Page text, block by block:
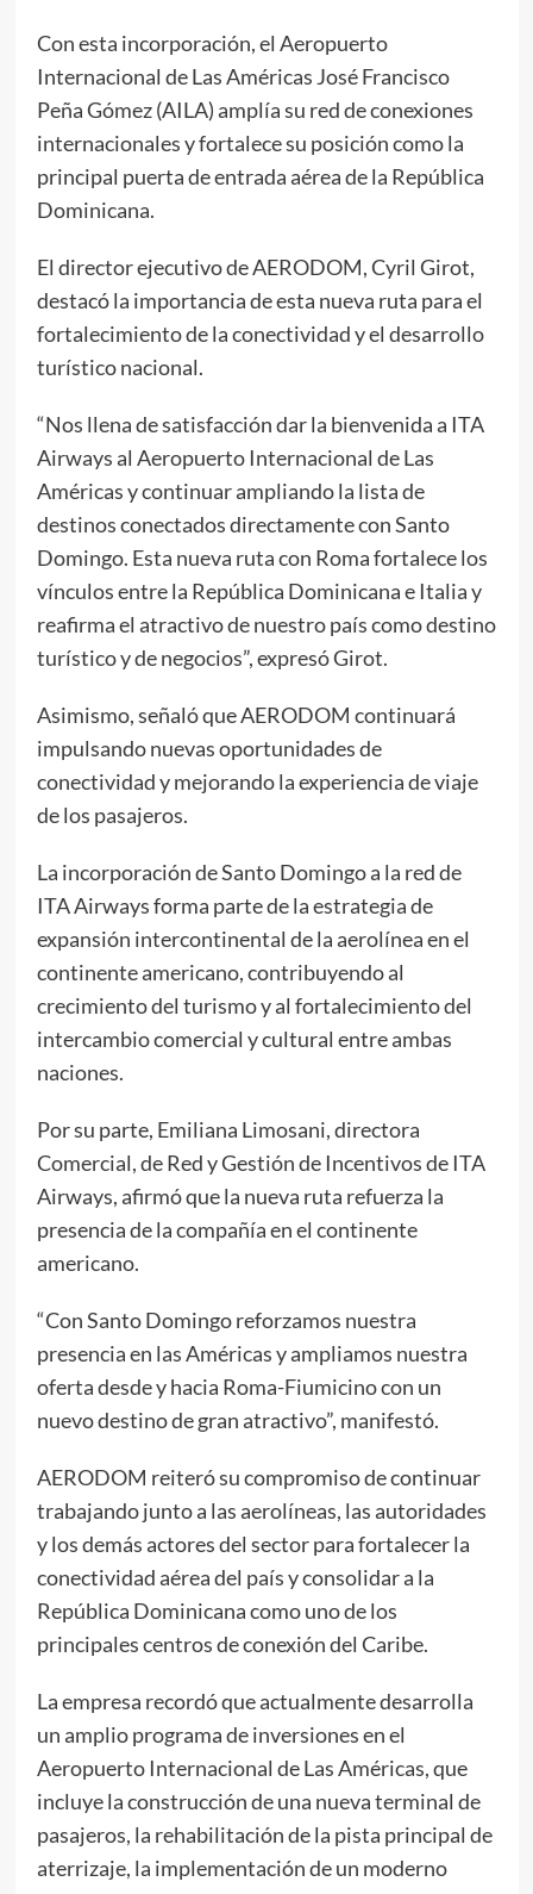
Con esta incorporación, el Aeropuerto
Internacional de Las Américas José Francisco
Peña Gómez (AILA) amplía su red de conexiones
internacionales y fortalece su posición como la
principal puerta de entrada aérea de la República
Dominicana.
El director ejecutivo de AERODOM, Cyril Girot,
destacó la importancia de esta nueva ruta para el
fortalecimiento de la conectividad y el desarrollo
turístico nacional.
“Nos llena de satisfacción dar la bienvenida a ITA
Airways al Aeropuerto Internacional de Las
Américas y continuar ampliando la lista de
destinos conectados directamente con Santo
Domingo. Esta nueva ruta con Roma fortalece los
vínculos entre la República Dominicana e Italia y
reafirma el atractivo de nuestro país como destino
turístico y de negocios”, expresó Girot.
Asimismo, señaló que AERODOM continuará
impulsando nuevas oportunidades de
conectividad y mejorando la experiencia de viaje
de los pasajeros.
La incorporación de Santo Domingo a la red de
ITA Airways forma parte de la estrategia de
expansión intercontinental de la aerolínea en el
continente americano, contribuyendo al
crecimiento del turismo y al fortalecimiento del
intercambio comercial y cultural entre ambas
naciones.
Por su parte, Emiliana Limosani, directora
Comercial, de Red y Gestión de Incentivos de ITA
Airways, afirmó que la nueva ruta refuerza la
presencia de la compañía en el continente
americano.
“Con Santo Domingo reforzamos nuestra
presencia en las Américas y ampliamos nuestra
oferta desde y hacia Roma-Fiumicino con un
nuevo destino de gran atractivo”, manifestó.
AERODOM reiteró su compromiso de continuar
trabajando junto a las aerolíneas, las autoridades
y los demás actores del sector para fortalecer la
conectividad aérea del país y consolidar a la
República Dominicana como uno de los
principales centros de conexión del Caribe.
La empresa recordó que actualmente desarrolla
un amplio programa de inversiones en el
Aeropuerto Internacional de Las Américas, que
incluye la construcción de una nueva terminal de
pasajeros, la rehabilitación de la pista principal de
aterrizaje, la implementación de un moderno